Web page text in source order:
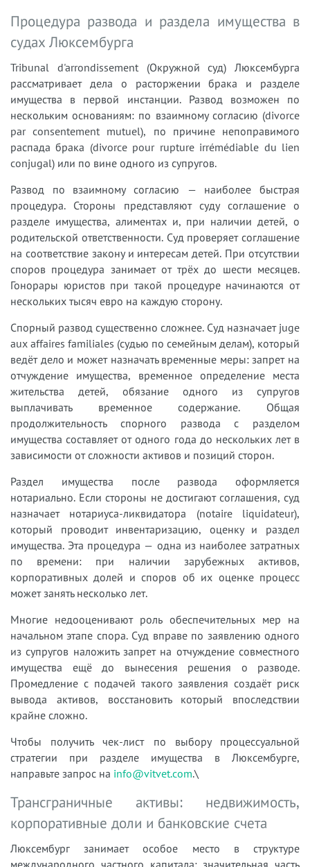
Процедура развода и раздела имущества в
судах Люксембурга
Tribunal d'arrondissement (Окружной суд) Люксембурга
рассматривает дела о расторжении брака и разделе
имущества в первой инстанции. Развод возможен по
нескольким основаниям: по взаимному согласию (divorce
par consentement mutuel), по причине непоправимого
распада брака (divorce pour rupture irrémédiable du lien
conjugal) или по вине одного из супругов.
Развод по взаимному согласию — наиболее быстрая
процедура. Стороны представляют суду соглашение о
разделе имущества, алиментах и, при наличии детей, о
родительской ответственности. Суд проверяет соглашение
на соответствие закону и интересам детей. При отсутствии
споров процедура занимает от трёх до шести месяцев.
Гонорары юристов при такой процедуре начинаются от
нескольких тысяч евро на каждую сторону.
Спорный развод существенно сложнее. Суд назначает juge
aux affaires familiales (судью по семейным делам), который
ведёт дело и может назначать временные меры: запрет на
отчуждение имущества, временное определение места
жительства детей, обязание одного из супругов
выплачивать временное содержание. Общая
продолжительность спорного развода с разделом
имущества составляет от одного года до нескольких лет в
зависимости от сложности активов и позиций сторон.
Раздел имущества после развода оформляется
нотариально. Если стороны не достигают соглашения, суд
назначает нотариуса-ликвидатора (notaire liquidateur),
который проводит инвентаризацию, оценку и раздел
имущества. Эта процедура — одна из наиболее затратных
по времени: при наличии зарубежных активов,
корпоративных долей и споров об их оценке процесс
может занять несколько лет.
Многие недооценивают роль обеспечительных мер на
начальном этапе спора. Суд вправе по заявлению одного
из супругов наложить запрет на отчуждение совместного
имущества ещё до вынесения решения о разводе.
Промедление с подачей такого заявления создаёт риск
вывода активов, восстановить который впоследствии
крайне сложно.
Чтобы получить чек-лист по выбору процессуальной
стратегии при разделе имущества в Люксембурге,
направьте запрос на info@vitvet.com.\
Трансграничные активы: недвижимость,
корпоративные доли и банковские счета
Люксембург занимает особое место в структуре
международного частного капитала: значительная часть